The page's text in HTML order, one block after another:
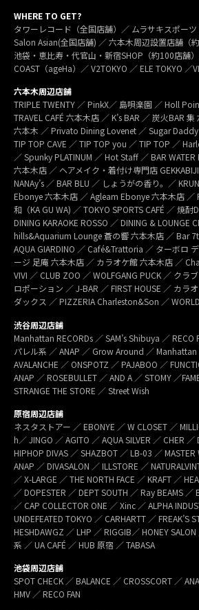
WHERE TO GET?
タワーレコード（全国店舗）／ ムラサキスポー
Salon Asian(全国店舗) ／ 六本木周辺設置店舗（
池袋・恵比寿・代官山・新宿SHOP（約100店舗
COAST（ageHa）／ V2TOKYO ／ ELE TOKYO ／
六本木周辺店舗
TRIPLE TWENTY ／ PinkX／ 島唄楽園 ／ Holl
TRAVEL CAFÉ 六本木店 ／ K’s BAR ／ 炭火BAR
六本木 ／ Privato Dining Lovenet ／ Sugar Daddy
TIP TOP CAVE ／ TIP TOP you ／ TIP TOP ／
／ Spunky PLATINUM ／ Hot Staff ／ BAR
六本木店 ／ ヘアメイク・着付け専門店
NANAy’s ／ BAR BLU ／ しょうがの香り。／
Ebonye 六本木店 ／ Agleam Ebonye 六本木店 ／
和（KA GU WA) ／ TOKYO SPORTS CAFÉ ／ 焼酎
DINING KARAOKE ROSSO ／ DINING & LOUNGE
hills&Aquarium Lounge 蒼の響 六本木店 ／ Bar
AQUA GIARDINO ／ Café&Trattoria ／ ターボロ
ージ 足庵 六本木店 ／ カラオケ館 六本木店 ／
VIVI ／ CLUB ZOO ／ WOLFGANG PUCK ／ クラ
ロポーション ／ J-BAR ／ FIRST HOUSE ／ カラ
ダックス ／ PIZZERIA Charleston&Son ／
渋谷周辺店舗
Manhattan RECORDs ／ SAM’s Shibuya ／ RECO
パレル系 ／ ANAP ／ Grow Around ／
AVALANCHE ／ ONSPOTZ ／ PAJABOO ／
ANAP ／ ROSEBULLET ／ AND A ／ STOMY ／
STRANGE THE STORE ／ Street Wish
原宿周辺店舗
ネスタストアー ／ EBONYE ／ W CLOSET ／
h／ JINGO ／ AGITO ／ AQUA SILVER ／ CHER
HIPHOP DIVAS ／ SHAZBOT ／ LB-03 ／ MASTER
ANAP ／ DIVASALON ／ ILLSTORE ／
／ X-LARGE ／ THE NORTH FACE ／ KRAFT ／
／ DOPESTER ／ DEPT SOUTH ／ Ray BEAMS ／
／ CAP COLLECTOR ONE ／ Xinc ／ ALPHA
UNDEFEATED TOKYO ／ CARHARTT ／ FREAK’S
HESHDAWGZ ／ LHP ／ RIGGIB／ HONEY
系 ／ UA CAFÉ ／ HUB 原宿 ／ TABASA
池袋周辺店舗
SPOT CHECK ／ BALANCE ／ CROSSCORT ／
HMV ／ RECO FAN